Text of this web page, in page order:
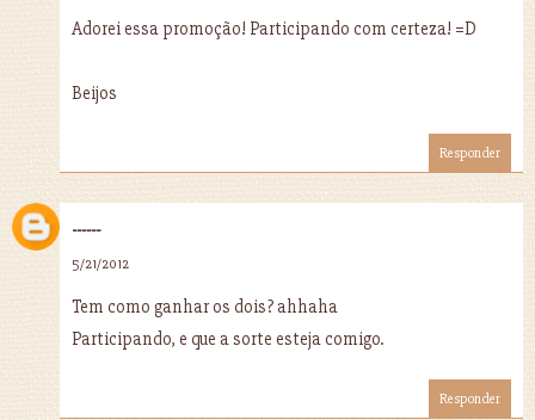
Adorei essa promoção! Participando com certeza! =D
Beijos
Responder
------
5/21/2012
Tem como ganhar os dois? ahhaha
Participando, e que a sorte esteja comigo.
Responder